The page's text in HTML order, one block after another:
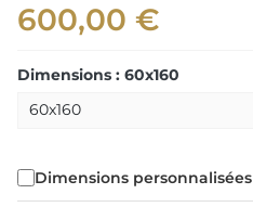
600,00 €
Dimensions : 60x160
Dimensions personnalisées